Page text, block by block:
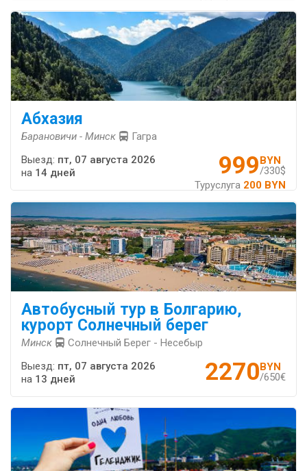
Абхазия
Барановичи - Минск Гагра
999BYN
/330$
Туруслуга 200 BYN
Выезд: пт, 07 августа 2026
на 14 дней
Автобусный тур в Болгарию,
курорт Солнечный берег
Минск Солнечный Берег - Несебыр
2270BYN
/650€
Выезд: пт, 07 августа 2026
на 13 дней